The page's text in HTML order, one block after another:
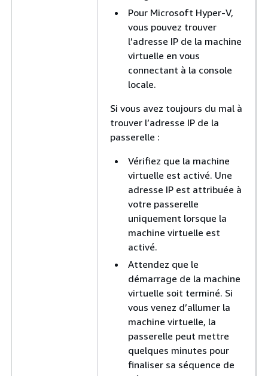
Pour Microsoft Hyper-V,
vous pouvez trouver
l’adresse IP de la machine
virtuelle en vous
connectant à la console
locale.
Si vous avez toujours du mal à
trouver l’adresse IP de la
passerelle :
Vérifiez que la machine
virtuelle est activé. Une
adresse IP est attribuée à
votre passerelle
uniquement lorsque la
machine virtuelle est
activé.
Attendez que le
démarrage de la machine
virtuelle soit terminé. Si
vous venez d’allumer la
machine virtuelle, la
passerelle peut mettre
quelques minutes pour
finaliser sa séquence de